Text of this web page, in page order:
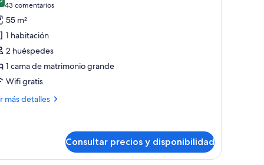
de 10
43 comentarios
(43 comentarios)
55 m²
1 habitación
2 huéspedes
1 cama de matrimonio grande
Wifi gratis
más detalles
Consultar precios y disponibilidad